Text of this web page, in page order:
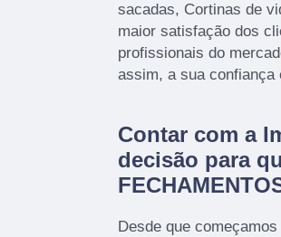
sacadas, Cortinas de
maior satisfação dos
profissionais do
assim, a sua confiança
Contar com a
decisão para
Desde que